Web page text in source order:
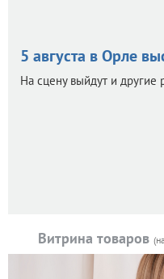
5 августа в Орле
На сцену выйдут и другие
Витрина товаров